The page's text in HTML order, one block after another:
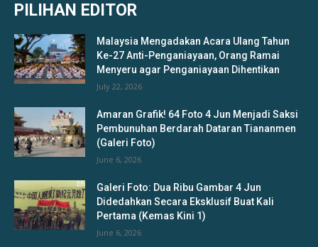
PILIHAN EDITOR
Malaysia Mengadakan Acara Ulang Tahun
Ke-27 Anti-Penganiayaan, Orang Ramai
Menyeru agar Penganiayaan Dihentikan
July 22, 2026
Amaran Grafik! 64 Foto 4 Jun Menjadi Saksi
Pembunuhan Berdarah Dataran Tiananmen
(Galeri Foto)
June 6, 2026
Galeri Foto: Dua Ribu Gambar 4 Jun
Didedahkan Secara Eksklusif Buat Kali
Pertama (Kemas Kini 1)
June 6, 2026